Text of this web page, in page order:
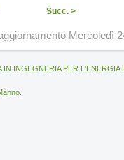
Succ. >
Mercoledì
IN INGEGNERIA PER L'ENERGIA